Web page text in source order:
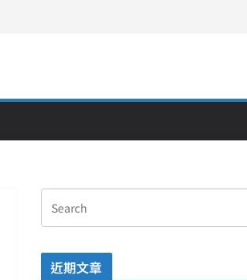
近期文章